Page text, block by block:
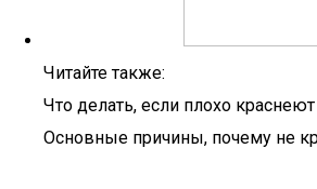
Читайте также:
Что делать, если плохо
Основные причины, почему не